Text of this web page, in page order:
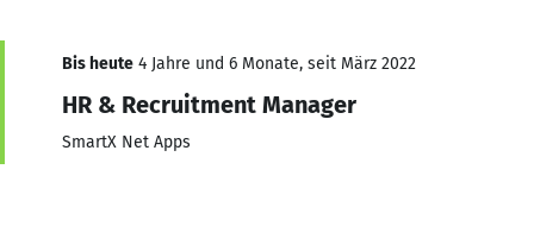
Bis heute 4 Jahre und 6 Monate, seit März 2022
HR & Recruitment Manager
SmartX Net Apps